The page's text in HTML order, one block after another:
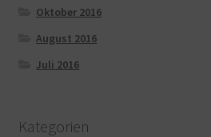
Oktober 2016
August 2016
Juli 2016
Kategorien